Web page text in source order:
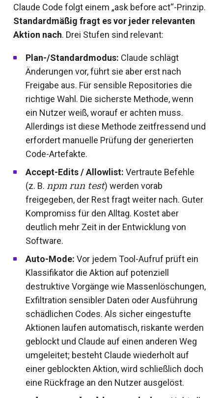
Claude Code folgt einem „ask before act“-Prinzip.
Standardmäßig fragt es vor jeder relevanten
Aktion nach. Drei Stufen sind relevant:
Plan-/Standardmodus: Claude schlägt
Änderungen vor, führt sie aber erst nach
Freigabe aus. Für sensible Repositories die
richtige Wahl. Die sicherste Methode, wenn
ein Nutzer weiß, worauf er achten muss.
Allerdings ist diese Methode zeitfressend und
erfordert manuelle Prüfung der generierten
Code-Artefakte.
Accept-Edits / Allowlist: Vertraute Befehle
(z. B. npm run test) werden vorab
freigegeben, der Rest fragt weiter nach. Guter
Kompromiss für den Alltag. Kostet aber
deutlich mehr Zeit in der Entwicklung von
Software.
Auto-Mode: Vor jedem Tool-Aufruf prüft ein
Klassifikator die Aktion auf potenziell
destruktive Vorgänge wie Massenlöschungen,
Exfiltration sensibler Daten oder Ausführung
schädlichen Codes. Als sicher eingestufte
Aktionen laufen automatisch, riskante werden
geblockt und Claude auf einen anderen Weg
umgeleitet; besteht Claude wiederholt auf
einer geblockten Aktion, wird schließlich doch
eine Rückfrage an den Nutzer ausgelöst.